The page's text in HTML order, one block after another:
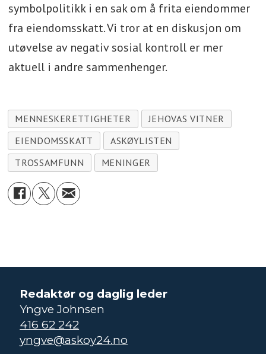
symbolpolitikk i en sak om å frita eiendommer
fra eiendomsskatt. Vi tror at en diskusjon om
utøvelse av negativ sosial kontroll er mer
aktuell i andre sammenhenger.
MENNESKERETTIGHETER
JEHOVAS VITNER
EIENDOMSSKATT
ASKØYLISTEN
TROSSAMFUNN
MENINGER
Redaktør og daglig leder
Yngve Johnsen
416 62 242
yngve@askoy24.no